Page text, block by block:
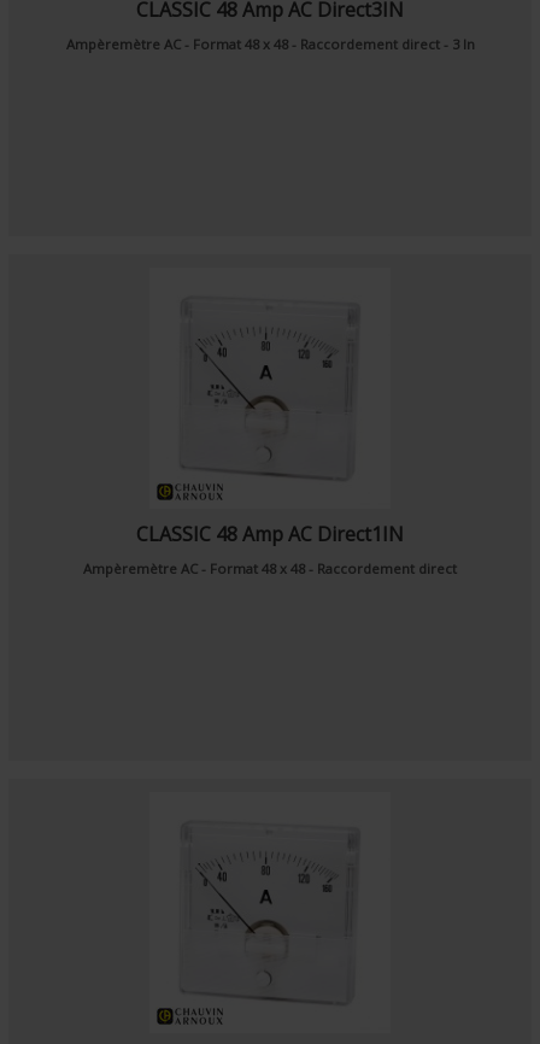
CLASSIC 48 Amp AC Direct3IN
Ampèremètre AC - Format 48 x 48 - Raccordement direct - 3 In
CLASSIC 48 Amp AC Direct1IN
Ampèremètre AC - Format 48 x 48 - Raccordement direct